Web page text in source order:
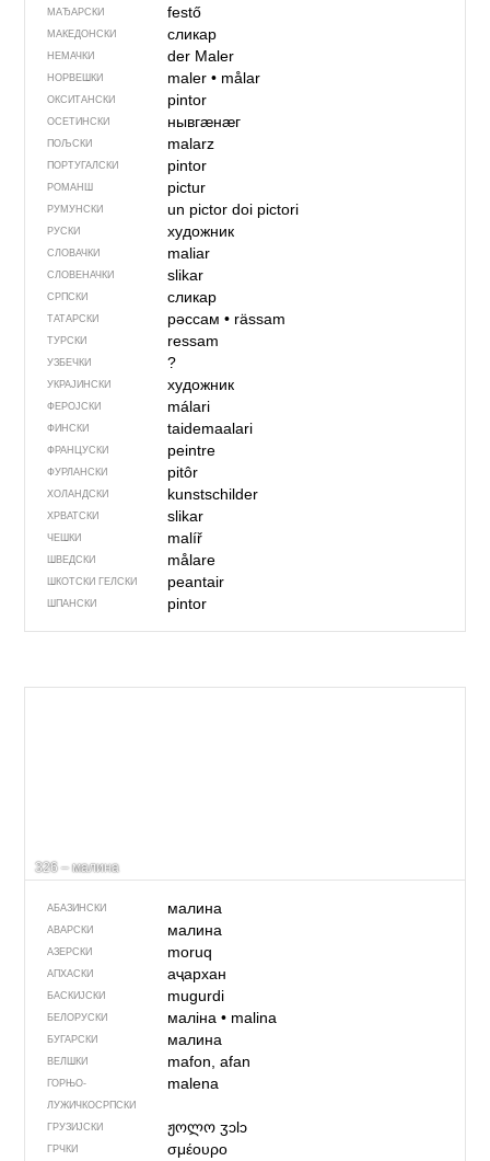
МАЂАРСКИ festő
МАКЕДОНСКИ сликар
НЕМАЧКИ der Maler
НОРВЕШКИ maler• målar
ОКСИТАНСКИ pintor
ОСЕТИНСКИ нывгӕнӕг
ПОЉСКИ malarz
ПОРТУГАЛСКИ pintor
РОМАНШ pictur
РУМУНСКИ un pictordoi pictori
РУСКИ художник
СЛОВАЧКИ maliar
СЛОВЕНАЧКИ slikar
СРПСКИ сликар
ТАТАРСКИ рәссам• rässam
ТУРСКИ ressam
УЗБЕЧКИ ?
УКРАЈИНСКИ художник
ФЕРОЈСКИ málari
ФИНСКИ taidemaalari
ФРАНЦУСКИ peintre
ФУРЛАНСКИ pitôr
ХОЛАНДСКИ kunstschilder
ХРВАТСКИ slikar
ЧЕШКИ malíř
ШВЕДСКИ målare
ШКОТСКИ ГЕЛСКИ peantair
ШПАНСКИ pintor
326 – малина
АБАЗИНСКИ малина
АВАРСКИ малина
АЗЕРСКИ moruq
АПХАСКИ аҷархан
БАСКИЈСКИ mugurdi
БЕЛОРУСКИ маліна• malina
БУГАРСКИ малина
ВЕЛШКИ mafon, afan
ГОРЊО­
ЛУЖИЧКОСРПСКИ
malena
ГРУЗИЈСКИ ჟოლოʒɔlɔ
ГРЧКИ σμέουρο